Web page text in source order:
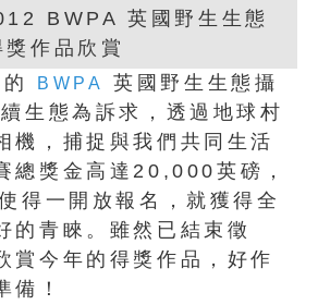
BWPA
英國野生生態攝
生態為訴求，透過地球村
機，捕捉與我們共同生活
總獎金高達20,000英磅，
得一開放報名，就獲得全
的青睞。雖然已結束徵
賞今年的得獎作品，好作
備！